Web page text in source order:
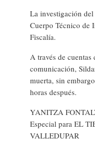
La investigación
Cuerpo Técnico de
Fiscalía.
A través de
comunicación,
muerta, sin
horas después.
YANITZA
Especial para EL
VALLEDUPAR